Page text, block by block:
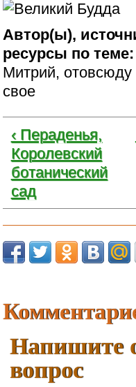
Автор(ы),
ресурсы по теме:
Митрий, отовсюду
свое
‹ Пераденья,
Королевский
ботанический
сад
Напишите
вопрос